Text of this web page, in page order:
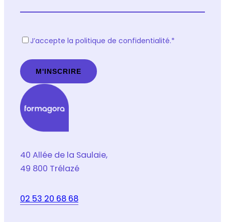
R
P
D
*
J’accepte la politique de confidentialité.*
40 Allée de la Saulaie,
49 800 Trélazé
02 53 20 68 68